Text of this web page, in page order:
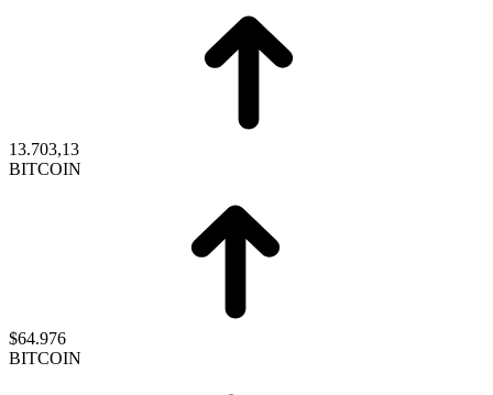
13.703,13
BITCOIN
$64.976
BITCOIN